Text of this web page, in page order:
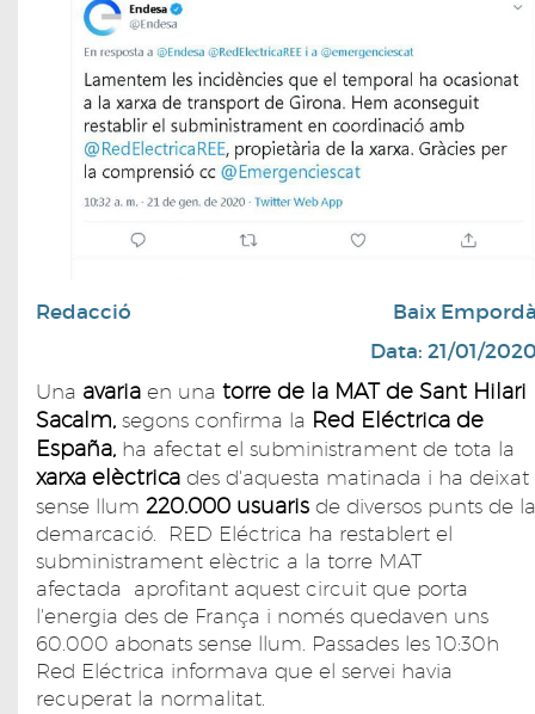
Redacció
Baix
Data: 21/01/
Una avaria en una torre de la MAT de Sant Hilari
Sacalm, segons confirma la Red Eléctrica de
España, ha afectat el subministrament de tota la
xarxa elèctrica des d'aquesta matinada i ha deixat
sense llum 220.000 usuaris de diversos punts de la
demarcació. RED Eléctrica ha restablert el
subministrament elèctric a la torre MAT
afectada aprofitant aquest circuit que porta
l'energia des de França i només quedaven uns
60.000 abonats sense llum. Passades les 10:30h
Red Eléctrica informava que el servei havia
recuperat la normalitat.